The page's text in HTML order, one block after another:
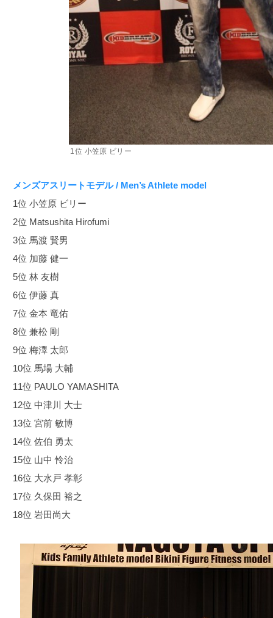
1位 小笠原 ビリー
メンズアスリートモデル / Men’s Athlete model
1位 小笠原 ビリー
2位 Matsushita Hirofumi
3位 馬渡 賢男
4位 加藤 健一
5位 林 友樹
6位 伊藤 真
7位 金本 竜佑
8位 兼松 剛
9位 梅澤 太郎
10位 馬場 大輔
11位 PAULO YAMASHITA
12位 中津川 大士
13位 宮前 敏博
14位 佐伯 勇太
15位 山中 怜治
16位 大水戸 孝彰
17位 久保田 裕之
18位 岩田尚大